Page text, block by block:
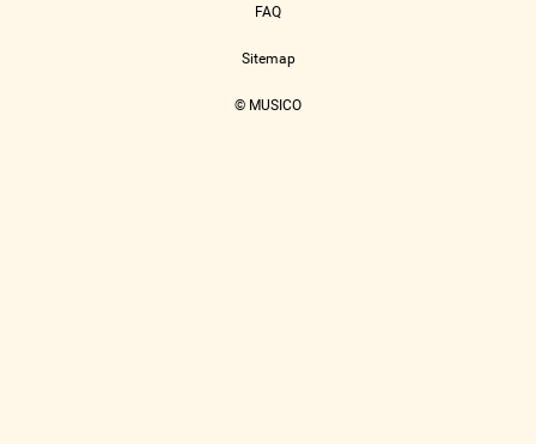
FAQ
Sitemap
© MUSICO